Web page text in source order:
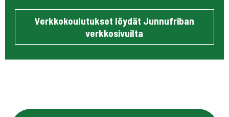
Verkkokoulutukset löydät Junnufriban
verkkosivuilta